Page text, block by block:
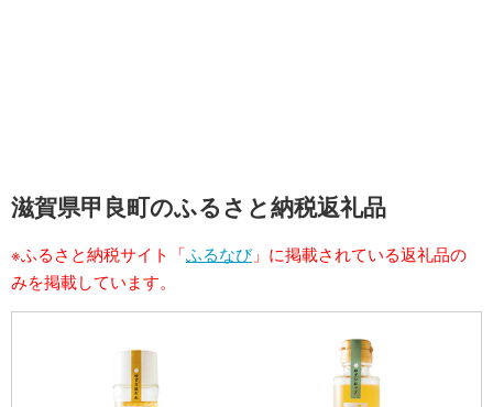
滋賀県甲良町のふるさと納税返礼品
※ふるさと納税サイト「ふるなび」に掲載されている返礼品の
みを掲載しています。